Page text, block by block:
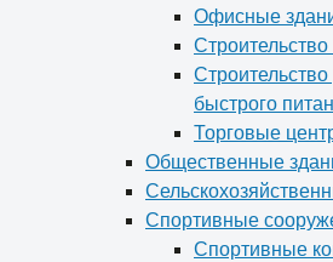
Офисные
быстрого
Торговые
Общественные
Спортивные
Спортивные